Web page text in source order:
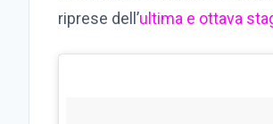
riprese dell’ultima e ottava